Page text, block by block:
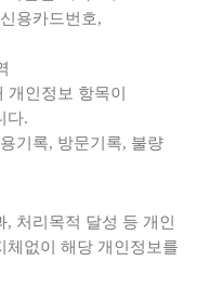
용카드번호,
인정보 항목이
다.
기록, 방문기록, 불량
처리목적 달성 등 개인
체없이 해당 개인정보를